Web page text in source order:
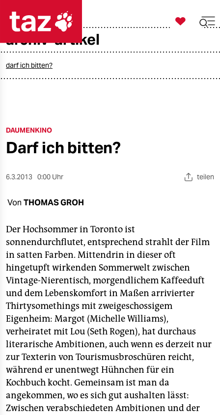
öko
gesellschaft
kultur
sport
nord
wahrheit
verlag
verlag
veranstaltungen
shop
fragen & hilfe
unterstützen
abo

taz zahl ich
archiv-artikel
darf ich bitten?
DAUMENKINO
Darf ich bitten?
6.3.2013 0:00 Uhr teilen
Von THOMAS GROH
Der Hochsommer in Toronto ist
sonnendurchflutet, entsprechend strahlt der Film
in satten Farben. Mittendrin in dieser oft
hingetupft wirkenden Sommerwelt zwischen
Vintage-Nierentisch, morgendlichem Kaffeeduft
und dem Lebenskomfort in Maßen arrivierter
Thirtysomethings mit zweigeschossigem
Eigenheim: Margot (Michelle Williams),
verheiratet mit Lou (Seth Rogen), hat durchaus
literarische Ambitionen, auch wenn es derzeit nur
zur Texterin von Tourismusbroschüren reicht,
während er unentwegt Hühnchen für ein
Kochbuch kocht. Gemeinsam ist man da
angekommen, wo es sich gut aushalten lässt:
Zwischen verabschiedeten Ambitionen und der